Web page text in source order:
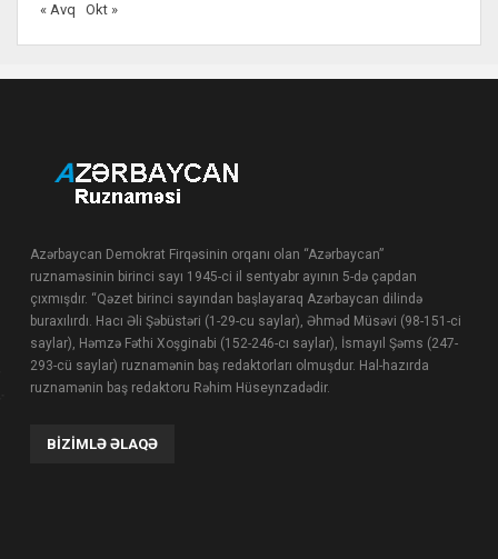
« Avq
Okt »
Azərbaycan Demokrat Firqəsinin orqanı olan “Azərbaycan”
ruznaməsinin birinci sayı 1945-ci il sentyabr ayının 5-də çapdan
çıxmışdır. “Qəzet birinci sayından başlayaraq Azərbaycan dilində
buraxılırdı. Hacı Əli Şəbüstəri (1-29-cu saylar), Əhməd Müsəvi (98-151-ci
saylar), Həmzə Fəthi Xoşginabi (152-246-cı saylar), İsmayıl Şəms (247-
293-cü saylar) ruznamənin baş redaktorları olmuşdur. Hal-hazırda
ruznamənin baş redaktoru Rəhim Hüseynzadədir.
BIZIMLƏ ƏLAQƏ